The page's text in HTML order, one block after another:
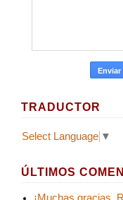
TRADUCTOR
Select Language ▼
ÚLTIMOS